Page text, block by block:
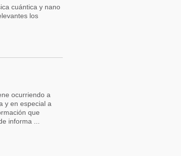
cuántica y nano
los
ocurriendo a
y en especial a
que
informa ...